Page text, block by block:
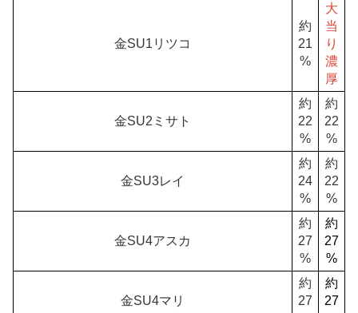
金SU1リツコ
約
21
%
大
当
り
濃
厚
金SU2ミサト
約
22
%
約
22
%
金SU3レイ
約
24
%
約
22
%
金SU4アスカ
約
27
%
約
27
%
金SU4マリ
約
27
約
27